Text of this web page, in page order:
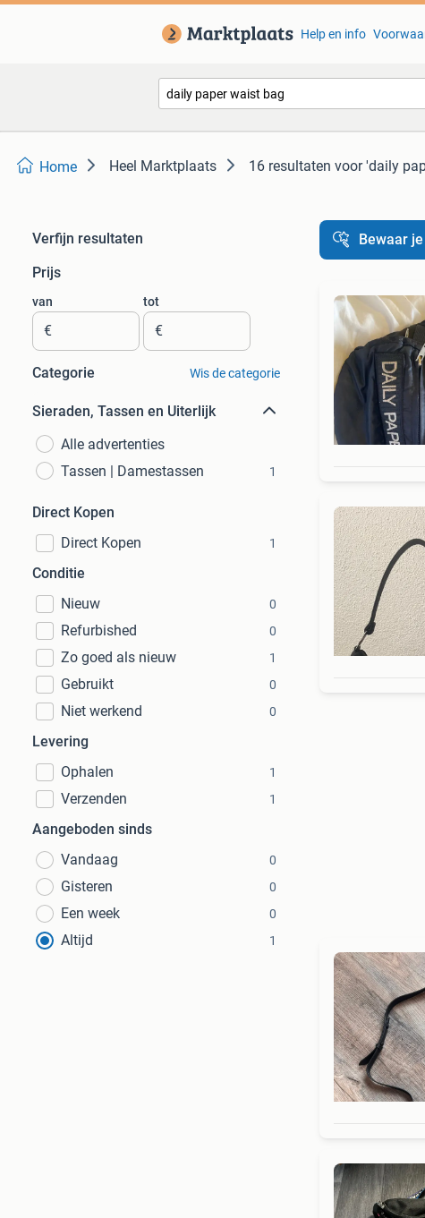
Help en info
Home Heel Marktplaats 16 resultaten voor 'daily
Verfijn resultaten
Prijs
van
€
tot
€
Categorie Wis de categorie
Sieraden, Tassen en Uiterlijk
Alle advertenties
Tassen | Damestassen
1
Direct Kopen
Direct Kopen
1
Conditie
Nieuw
0
Refurbished 0
Zo goed als nieuw 1
Gebruikt 0
Niet werkend 0
Levering
Ophalen
1
Verzenden 1
Aangeboden sinds
Vandaag
0
Gisteren 0
Een week 0
Altijd 1
Bewaar